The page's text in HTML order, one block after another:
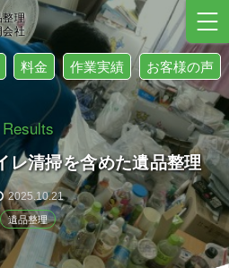
整理
会社
料金 作業実績 お客様の声
Results
レ清掃を含めた遺品整理
2025.10.21
遺品整理